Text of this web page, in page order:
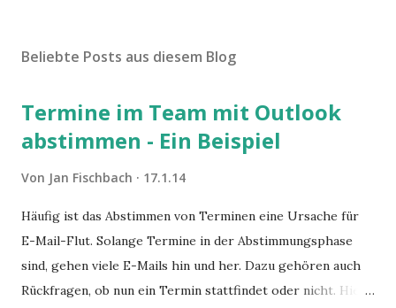
Beliebte Posts aus diesem Blog
Termine im Team mit Outlook
abstimmen - Ein Beispiel
Von Jan Fischbach 17.1.14
Häufig ist das Abstimmen von Terminen eine Ursache für
E-Mail-Flut. Solange Termine in der Abstimmungsphase
sind, gehen viele E-Mails hin und her. Dazu gehören auch
Rückfragen, ob nun ein Termin stattfindet oder nicht. Hier